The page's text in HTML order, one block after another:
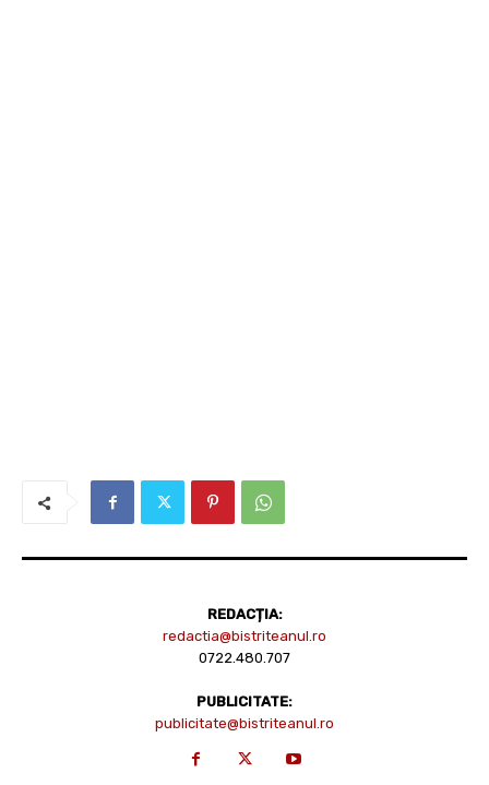
REDACȚIA:
redactia@bistriteanul.ro
0722.480.707
PUBLICITATE:
publicitate@bistriteanul.ro